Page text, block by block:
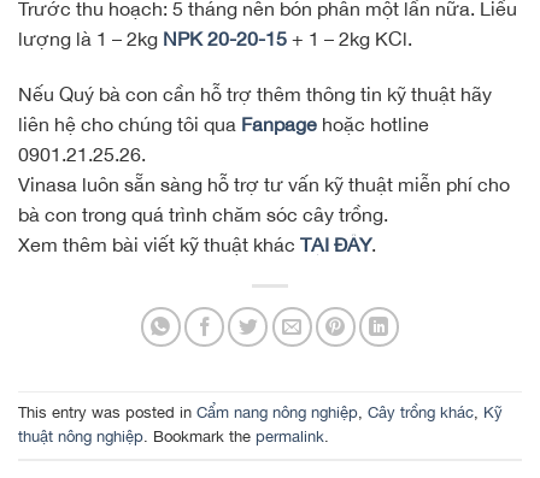
Trước thu hoạch: 5 tháng nên bón phân một lần nữa. Liều
lượng là 1 – 2kg NPK 20-20-15 + 1 – 2kg KCl.
Nếu Quý bà con cần hỗ trợ thêm thông tin kỹ thuật hãy
liên hệ cho chúng tôi qua Fanpage hoặc hotline
0901.21.25.26.
Vinasa luôn sẵn sàng hỗ trợ tư vấn kỹ thuật miễn phí cho
bà con trong quá trình chăm sóc cây trồng.
Xem thêm bài viết kỹ thuật khác TẠI ĐÂY.
This entry was posted in Cẩm nang nông nghiệp Cây trồng khác Kỹ
thuật nông nghiệp . Bookmark the permalink